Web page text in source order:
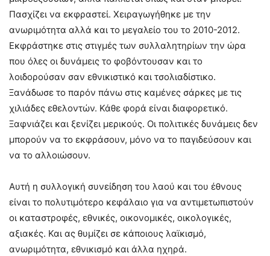
Πασχίζει να εκφραστεί. Χειραγωγήθηκε με την
ανωριμότητα αλλά και το μεγαλείο του το 2010-2012.
Εκφράστηκε στις στιγμές των συλλαλητηρίων την ώρα
που όλες οι δυνάμεις το φοβόντουσαν και το
λοιδορούσαν σαν εθνικιστικό και τσολιαδίστικο.
Ξανάδωσε το παρόν πάνω στις καμένες σάρκες με τις
χιλιάδες εθελοντών. Κάθε φορά είναι διαφορετικό.
Ξαφνιάζει και ξενίζει μερικούς. Οι πολιτικές δυνάμεις δεν
μπορούν να το εκφράσουν, μόνο να το παγιδεύσουν και
να το αλλοιώσουν.
Αυτή η συλλογική συνείδηση του λαού και του έθνους
είναι το πολυτιμότερο κεφάλαιο για να αντιμετωπιστούν
οι καταστροφές, εθνικές, οικονομικές, οικολογικές,
αξιακές. Και ας θυμίζει σε κάποιους λαϊκισμό,
ανωριμότητα, εθνικισμό και άλλα ηχηρά.